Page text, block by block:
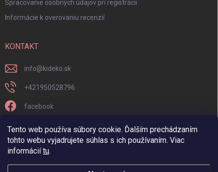
Tento web používa súbory cookie. Ďalším prechádzaním
tohto webu vyjadrujete súhlas s ich používaním. Viac
informáciítu.
Spracovanie osobných údajov pri registrácii
Informácie k overovaniu recenzií
KONTAKT
info@kideko.sk
+421950528796
facebook
kideko.sk/